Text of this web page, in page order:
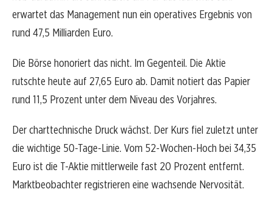
erwartet das Management nun ein operatives Ergebnis von
rund 47,5 Milliarden Euro.
Die Börse honoriert das nicht. Im Gegenteil. Die Aktie
rutschte heute auf 27,65 Euro ab. Damit notiert das Papier
rund 11,5 Prozent unter dem Niveau des Vorjahres.
Der charttechnische Druck wächst. Der Kurs fiel zuletzt unter
die wichtige 50-Tage-Linie. Vom 52-Wochen-Hoch bei 34,35
Euro ist die T-Aktie mittlerweile fast 20 Prozent entfernt.
Marktbeobachter registrieren eine wachsende Nervosität.